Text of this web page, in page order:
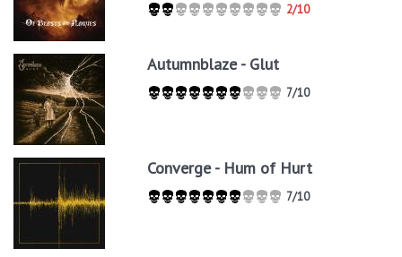
2/10
Autumnblaze - Glut
7/10
Converge - Hum of Hurt
7/10